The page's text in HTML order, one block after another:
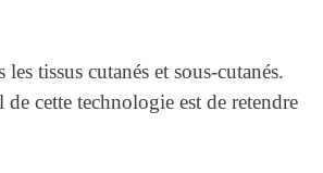
tissus cutanés et sous-cutanés.
cette technologie est de retendre